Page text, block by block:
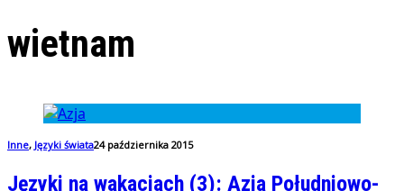
wietnam
Inne, Języki świata24 października 2015
Języki na wakacjach (3): Azja Południowo-